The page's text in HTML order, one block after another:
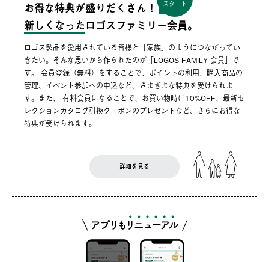
お得な特典が盛りだくさん！
スタート
新しくなった ロゴスファミリー会員。
ロゴス製品を愛用されている皆様と「家族」のようにつながってい
きたい。そんな思いから作られたのが「LOGOS FAMILY 会員」で
す。 会員登録（無料）をすることで、ポイントの利用、購入商品の
管理、イベント参加への申込など、さまざまな特典を受けられま
す。また、 有料会員になることで、お買い物時に10%OFF、最新セ
レクションカタログ引換クーポンのプレゼントなど、さらにお得な
特典が受けられます。
詳細を見る